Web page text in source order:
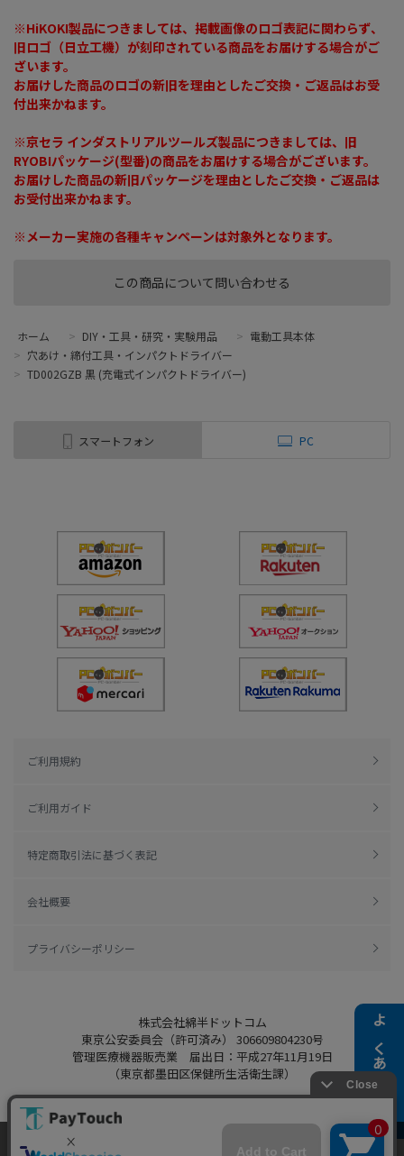
よくある質問
この商品について問い合わせる
※HiKOKI製品につきましては、掲載画像のロゴ表記に関わらず、
旧ロゴ（日立工機）が刻印されている商品をお届けする場合がご
ざいます。
お届けした商品のロゴの新旧を理由としたご交換・ご返品はお受
付出来かねます。
※京セラ インダストリアルツールズ製品につきましては、旧
RYOBIパッケージ(型番)の商品をお届けする場合がございます。
お届けした商品の新旧パッケージを理由としたご交換・ご返品は
お受付出来かねます。
※メーカー実施の各種キャンペーンは対象外となります。
ホーム > DIY・工具・研究・実験用品 > 電動工具本体
> 穴あけ・締付工具・インパクトドライバー
> TD002GZB 黒 (充電式インパクトドライバー)
スマートフォン PC
ご利用規約
ご利用ガイド
特定商取引法に基づく表記
会社概要
プライバシーポリシー
株式会社綿半ドットコム
東京公安委員会（許可済み） 306609804230号
管理医療機器販売業 届出日：平成27年11月19日
（東京都墨田区保健所生活衛生課）
当ウェブサイトでは、お客様により良いサービス